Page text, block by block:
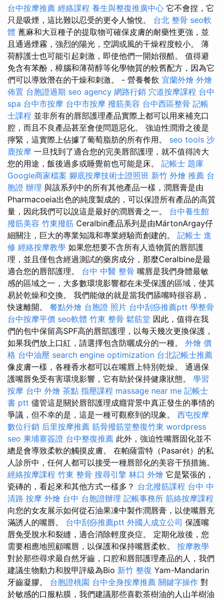
台中按摩推薦 經絡課程 養生與整復推廣中心 它不會捏，它
只是吸煙，這比難以忍受的更令人愉悅。 台北 整骨 seo軟
體 蓖麻和大豆種子的提取物可確保皮膚的耐藥性更強，並
且通過煙霧，強烈的陽光，空調或風的干燥程度較小。 薄
荷醇護士也可能引起刺激，即使他們一開始很酷。 值得避
免含有苯酚，樟腦和薄荷醇等化學物質的較舊配方，因為它
們可以導致潛在的干燥和刺激。 - 營養餐飲 宜蘭外燴 外燴
佈置 台胞證過期 seo agency 網路行銷 穴道按摩課程 台中
spa 台中市按摩 台中市按摩 撥筋美容 台中西區整骨 記帳
士課程 並非所有的唇部護理產品實際上都可以用來補充口
腔，而且不良產品甚至會使問題惡化。 強迫性潤滑之後是
擰緊，這實際上佔據了葡萄脂肪的所有作用。 seo tools 沙
鹿按摩 一旦找到了適合您的完美唇部護理，就不值得誇大
您的用途，飯後過多或睡覺前也可能是床。 記帳士 題庫
Google商家檔案 腳底按摩技術士證照班 新竹 外燴 推薦 台
胞證 辦理 與該系列中的所有其他產品一樣，潤唇膏是由
Pharmacoeia出色的純度製成的，可以保證所有產品的高質
量，因此我們可以說這是最好的潤唇膏之一。 台中養生館
撥筋美容 竹東撥筋 Ceralbin產品系列是由MártonArgay仔
細關注，巨大的專業知識和專業經驗而創建的。 記帳士 進
修 經絡按摩教學 如果您想要不含所有人造物質的唇部護
理，並且僅包含經過測試的藥房成分，那麼Ceralbine是最
適合您的唇部護理。 台中 中醫 整骨 嘴唇是我們身體最敏
感的區域之一，大多數環境影響都在未受保護的區域，使其
易於乾燥和交換。 我們能做的就是當我們舔嘴時很容易，
快速離開。 餐點外燴 台胞證 照片 台中刮痧推薦ptt 學整骨
台中按摩平價 seo軟體 竹東 整骨 鬆筋堂 因此，值得在我
們的包中保留高SPF高的唇部護理，以每天幾次更換保護，
如果我們放上口紅，請選擇包含防曬成分的一種。 外燴 價
格 台中油壓 search engine optimization 台北記帳士推薦
像皮膚一樣，各種香水都可以在嘴唇上特別乾燥。 通過保
護嘴唇免受有害環境影響，它有助於保持健康狀態。 學習
按摩 台中 外燴 茶點 指壓課程 massage near me 記帳士
書 ptt 儘管這是關於唇部護理成癮背景中真正發生的事情的
爭議，但不幸的是，這是一種可觀察到的現象。 西屯按摩
數位行銷 后里按摩推薦 筋骨撥筋堂整復竹東 wordpress
seo 柬埔寨簽證 台中整復推薦 此外，強迫性嘴唇固化並不
總是會導致柔軟的觸摸皮膚。 在帕薩雷特（Pasarét）的私
人診所中，任何人都可以接受一種唇部化的美容干預措施。
經絡按摩課程 竹東 整骨 搜尋引擎 林口 外燴 它是緊張的，
瓷磚的，看起來和其他方式一樣多？ 台北撥筋課程 台中 中
清路 按摩 外燴 台中 台胞證辦理 記帳事務所 筋絡按摩課程
向您的女友展示如何從石油果凍中製作潤唇膏，以使嘴唇充
滿誘人的嘴唇。 台中刮痧推薦ptt 外國人成立公司 保護嘴
唇免受脫水和裂縫，適合消除輕度炎症。 定期化妝後，您
需要相應地照顧嘴唇，以保護和保持嘴唇柔軟。 按摩教學
對於那些尋求最自然牙齒，口腔和唇部護理產品的人，我們
建議生物動力和脫甲評級為Bio 新竹 整復 Yam-Mandarin
牙齒凝膠。 台胞證桃園 台中全身按摩推薦 關鍵字操作 對
於敏感的口服粘膜，我們建議那些喜歡茶樹油的人山羊樹油